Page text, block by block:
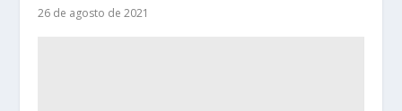
26 de agosto de 2021